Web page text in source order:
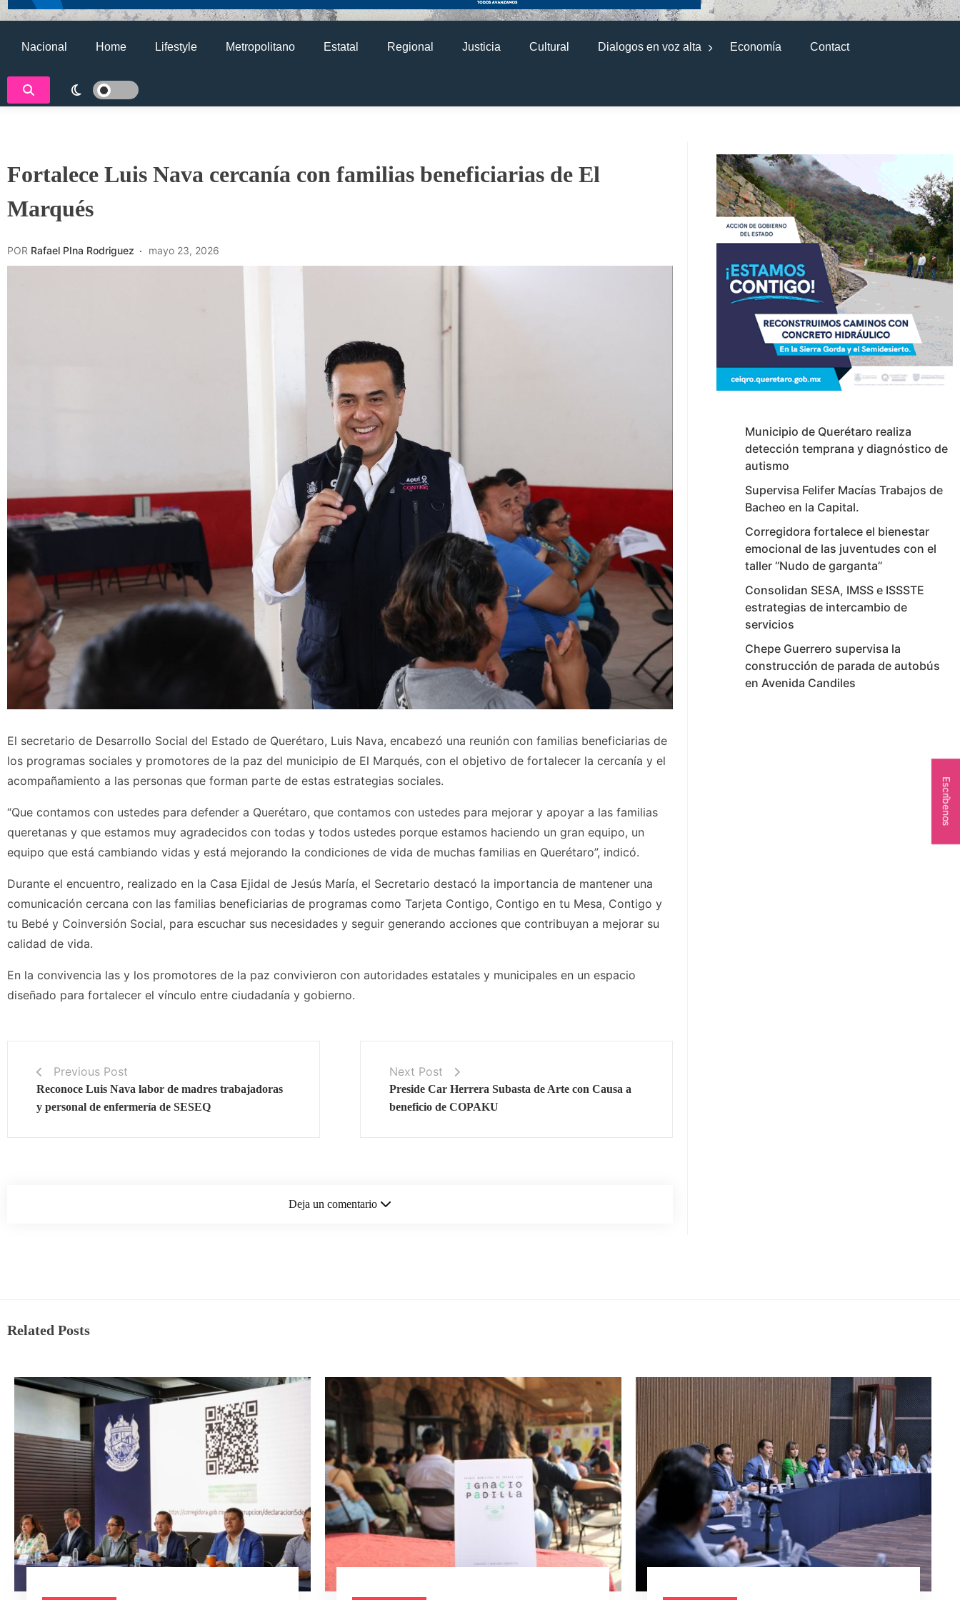
Nacional Home Lifestyle Metropolitano Estatal Regional Justicia Cultural Dialogos en voz alta Economía Contact
Fortalece Luis Nava cercanía con familias beneficiarias de El
Marqués
POR Rafael PIna Rodriguez mayo 23, 2026
El secretario de Desarrollo Social del Estado de Querétaro, Luis Nava, encabezó una reunión con familias beneficiarias de
los programas sociales y promotores de la paz del municipio de El Marqués, con el objetivo de fortalecer la cercanía y el
acompañamiento a las personas que forman parte de estas estrategias sociales.
“Que contamos con ustedes para defender a Querétaro, que contamos con ustedes para mejorar y apoyar a las familias
queretanas y que estamos muy agradecidos con todas y todos ustedes porque estamos haciendo un gran equipo, un
equipo que está cambiando vidas y está mejorando la condiciones de vida de muchas familias en Querétaro”, indicó.
Durante el encuentro, realizado en la Casa Ejidal de Jesús María, el Secretario destacó la importancia de mantener una
comunicación cercana con las familias beneficiarias de programas como Tarjeta Contigo, Contigo en tu Mesa, Contigo y
tu Bebé y Coinversión Social, para escuchar sus necesidades y seguir generando acciones que contribuyan a mejorar su
calidad de vida.
En la convivencia las y los promotores de la paz convivieron con autoridades estatales y municipales en un espacio
diseñado para fortalecer el vínculo entre ciudadanía y gobierno.
Previous Post
Reconoce Luis Nava labor de madres trabajadoras
y personal de enfermería de SESEQ
Next Post
Preside Car Herrera Subasta de Arte con Causa a
beneficio de COPAKU
Deja un comentario
Municipio de Querétaro realiza
detección temprana y diagnóstico de
autismo
Supervisa Felifer Macías Trabajos de
Bacheo en la Capital.
Corregidora fortalece el bienestar
emocional de las juventudes con el
taller ‘‘Nudo de garganta’’
Consolidan SESA, IMSS e ISSSTE
estrategias de intercambio de
servicios
Chepe Guerrero supervisa la
construcción de parada de autobús
en Avenida Candiles
Related Posts
Escríbenos